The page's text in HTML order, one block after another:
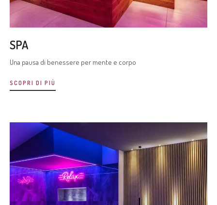
SPA
Una pausa di benessere per mente e corpo
SCOPRI DI PIÙ